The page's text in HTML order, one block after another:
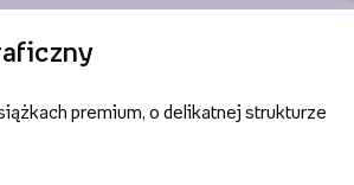
premium, o delikatnej strukturze